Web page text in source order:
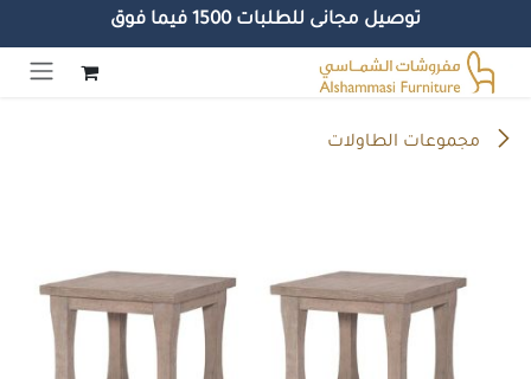
توصيل مجانى للطلبات 1500 فيما فوق
تخطي للذهاب إلى المحتوى
مجموعات الطاولات